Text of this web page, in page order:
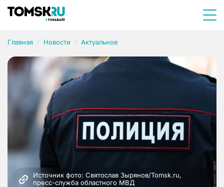
Главная Новости Актуальное
Источник фото: Святослав Зырянов/Tomsk.ru,
пресс-служба областного МВД